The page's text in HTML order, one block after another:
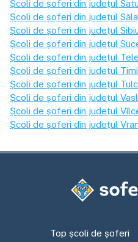
Școli de șoferi din județul
Școli de șoferi din județul
Școli de șoferi din județul
Școli de șoferi din județul
Școli de șoferi din județul
Școli de șoferi din județul
Școli de șoferi din județul
Școli de șoferi din județul
Școli de șoferi din județul
Școli de șoferi din județul
Top școli de șoferi